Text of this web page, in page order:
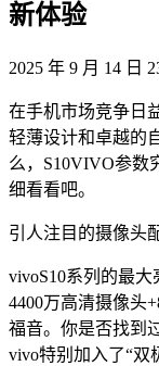
新体验
2025 年 9 月 14 日
在手机市场竞争日
轻薄设计和卓越的
么，S10VIVO参数
细看看吧。
引人注目的摄像头
vivoS10系列的最
4400万高清摄像头
福音。你是否找到
vivo特别加入了“双